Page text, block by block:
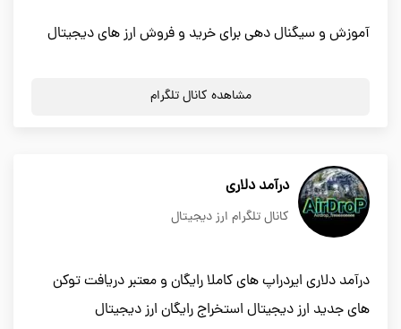
آموزش و سیگنال دهی برای خرید و فروش ارز های دیجیتال
مشاهده کانال تلگرام
درآمد دلاری
کانال تلگرام ارز دیجیتال
درآمد دلاری ایردراپ های کاملا رایگان و معتبر دریافت توکن
های جدید ارز دیجیتال استخراج رایگان ارز دیجیتال